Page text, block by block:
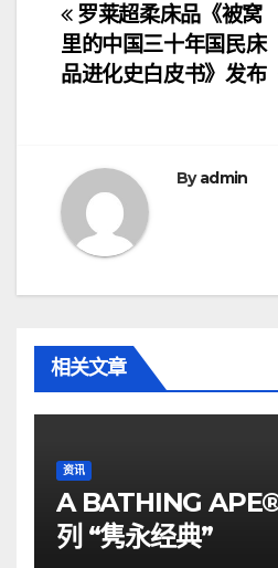
文
章
航
罗莱超柔床品《被窝
里的中国三十年国民床
品进化史白皮书》发布
Byadmin
相关文章
资讯
A BATHING
列 “隽永经典”